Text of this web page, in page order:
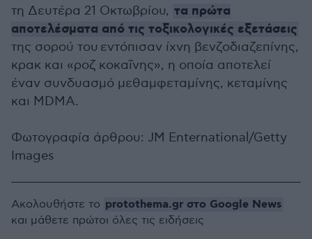
τη Δευτέρα 21 Οκτωβρίου, τα πρώτα
αποτελέσματα από τις τοξικολογικές εξετάσεις
της σορού του εντόπισαν ίχνη βενζοδιαζεπίνης,
κρακ και «ροζ κοκαΐνης», η οποία αποτελεί
έναν συνδυασμό μεθαμφεταμίνης, κεταμίνης
και MDMA.
Φωτογραφία άρθρου: JM Enternational/Getty
Images
Ακολουθήστε το protothema.gr στο Google News
και μάθετε πρώτοι όλες τις ειδήσεις